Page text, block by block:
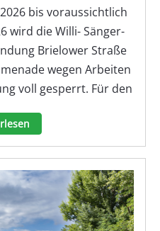
bis voraussichtlich
wird die Willi- Sänger-
Brielower Straße
wegen Arbeiten
voll gesperrt. Für den